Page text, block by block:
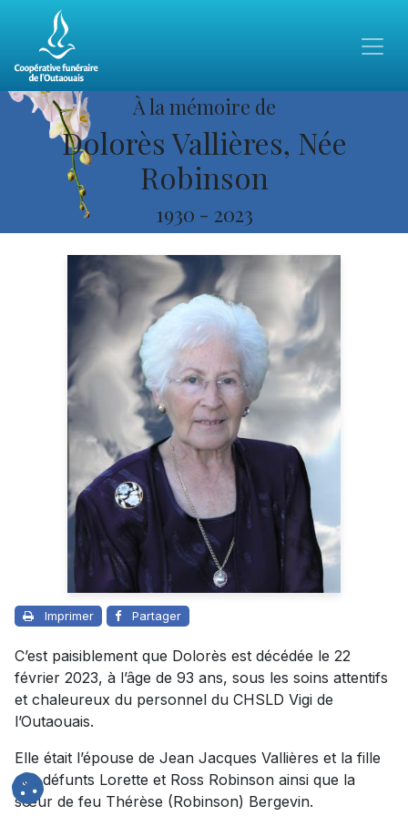
À la mémoire de
Dolorès Vallières, Née
Robinson
1930 - 2023
Imprimer Partager
C’est paisiblement que Dolorès est décédée le 22
février 2023, à l’âge de 93 ans, sous les soins attentifs
et chaleureux du personnel du CHSLD Vigi de
l’Outaouais.
Elle était l’épouse de Jean Jacques Vallières et la fille
des défunts Lorette et Ross Robinson ainsi que la
sœur de feu Thérèse (Robinson) Bergevin.